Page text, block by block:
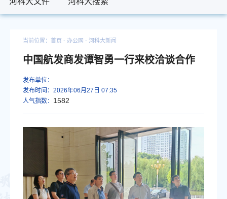
当前位置： 首页 - 办公网 - 河科大新闻
中国航发商发谭智勇一行来校洽谈合作
发布单位：
发布时间：2026年06月27日 07:35
人气指数： 1582